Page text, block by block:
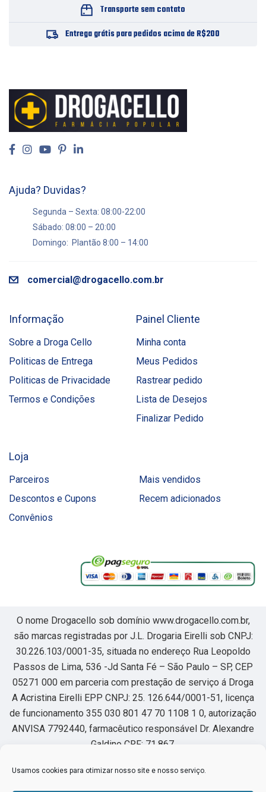
Usamos cookies para otimizar nosso site e nosso serviço.
Transporte sem contato
Entrega grátis para pedidos acima de R$200
Ajuda? Duvidas?
Segunda – Sexta: 08:00-22:00
Sábado: 08:00 – 20:00
Domingo: Plantão 8:00 – 14:00
comercial@drogacello.com.br
Informação
Sobre a Droga Cello
Politicas de Entrega
Politicas de Privacidade
Termos e Condições
Painel Cliente
Minha conta
Meus Pedidos
Rastrear pedido
Lista de Desejos
Finalizar Pedido
Loja
Parceiros
Mais vendidos
Descontos e Cupons
Recem adicionados
Convênios
O nome Drogacello sob domínio www.drogacello.com.br,
são marcas registradas por J.L. Drogaria Eirelli sob CNPJ:
30.226.103/0001-35, situada no endereço Rua Leopoldo
Passos de Lima, 536 -Jd Santa Fé – São Paulo – SP, CEP
05271 000 em parceria com prestação de serviço á Droga
A Acristina Eirelli EPP CNPJ: 25. 126.644/0001-51, licença
de funcionamento 355 030 801 47 70 1108 1 0, autorização
ANVISA 7792440, farmacêutico responsável Dr. Alexandre
Galdino CRF: 71.867.
Horário de funcionamento segunda à sexta das 8:00 as
22hs, sábado das 8:00 as 18hs.